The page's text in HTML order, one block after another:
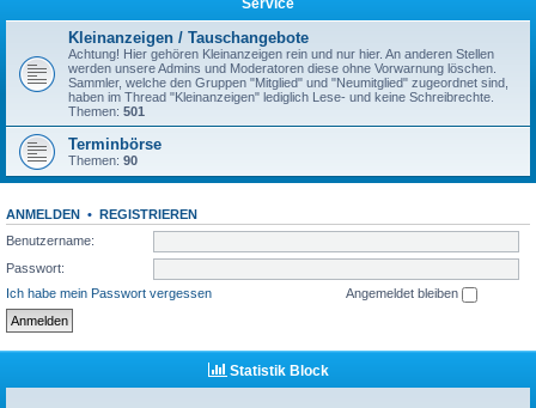
Service
Kleinanzeigen / Tauschangebote
Achtung! Hier gehören Kleinanzeigen rein und nur hier. An anderen Stellen
werden unsere Admins und Moderatoren diese ohne Vorwarnung löschen.
Sammler, welche den Gruppen "Mitglied" und "Neumitglied" zugeordnet sind,
haben im Thread "Kleinanzeigen" lediglich Lese- und keine Schreibrechte.
Themen: 501
Terminbörse
Themen: 90
ANMELDEN •
REGISTRIEREN
Benutzername:
Passwort:
Ich habe mein Passwort vergessen
Angemeldet bleiben
Statistik Block